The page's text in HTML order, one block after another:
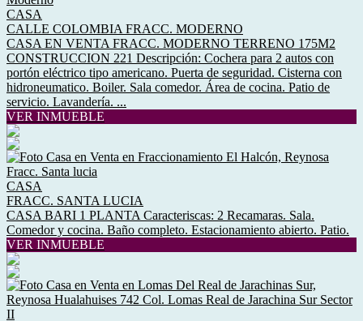
CASA
CALLE COLOMBIA FRACC. MODERNO
CASA EN VENTA FRACC. MODERNO TERRENO 175M2
CONSTRUCCION 221 Descripción: Cochera para 2 autos con
portón eléctrico tipo americano. Puerta de seguridad. Cisterna con
hidroneumatico. Boiler. Sala comedor. Área de cocina. Patio de
servicio. Lavandería. ...
VER INMUEBLE
CASA
FRACC. SANTA LUCIA
CASA BARI 1 PLANTA Caracteriscas: 2 Recamaras. Sala.
Comedor y cocina. Baño completo. Estacionamiento abierto. Patio.
VER INMUEBLE